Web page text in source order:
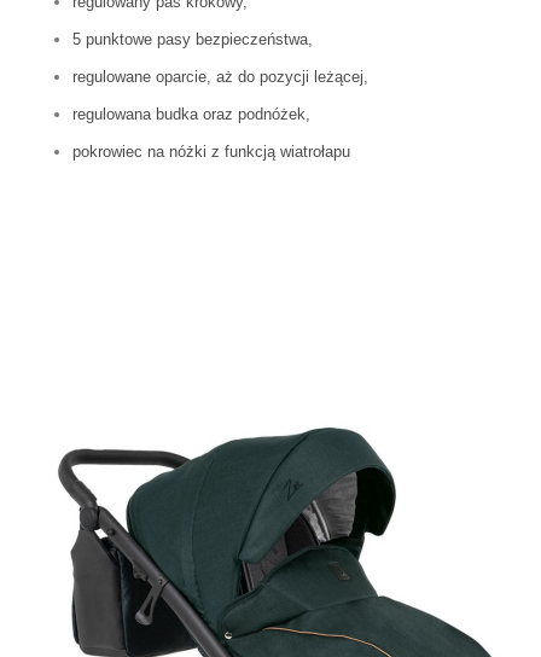
5 punktowe pasy bezpieczeństwa,
regulowane oparcie, aż do pozycji leżącej,
regulowana budka oraz podnóżek,
pokrowiec na nóżki z funkcją wiatrołapu